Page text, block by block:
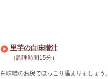
里芋の白味噌汁
（調理時間15分）
白味噌のお椀でほっこり温まりましょう。